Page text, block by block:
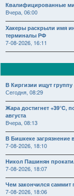
Квалифицированные
Вчера, 06:00
Хакеры раскрыли имя
терминалы РФ
7-08-2026, 16:11
В Киргизии ищут
Сегодня, 08:29
Жара достигнет +39°C,
августа
Вчера, 08:13
В Бишкеке загрязнение
7-08-2026, 18:10
Никол Пашинян
7-08-2026, 18:07
Чем закончился
7-08-2026, 18:06